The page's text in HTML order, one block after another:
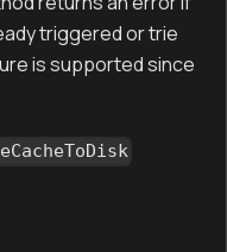
triggered or trie
is supported since